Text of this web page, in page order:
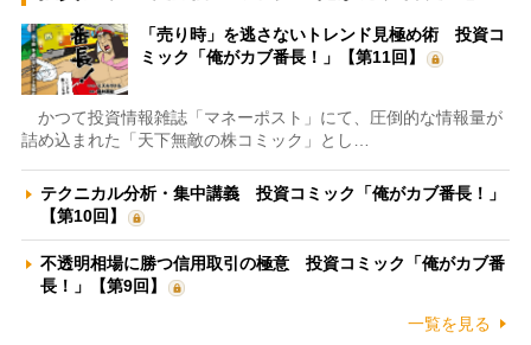
「売り時」を逃さないトレンド見極め術 投資コ
ミック「俺がカブ番長！」【第11回】
かつて投資情報雑誌「マネーポスト」にて、圧倒的な情報量が
詰め込まれた「天下無敵の株コミック」とし…
テクニカル分析・集中講義 投資コミック「俺がカブ番長！」
【第10回】
不透明相場に勝つ信用取引の極意 投資コミック「俺がカブ番
長！」【第9回】
一覧を見る